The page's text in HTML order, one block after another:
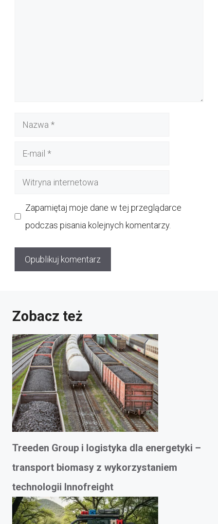
Nazwa
Witryna
Zapamiętaj moje dane w tej przeglądarce
podczas pisania kolejnych komentarzy.
Zobacz też
Treeden Group i logistyka dla energetyki –
transport biomasy z wykorzystaniem
technologii Innofreight